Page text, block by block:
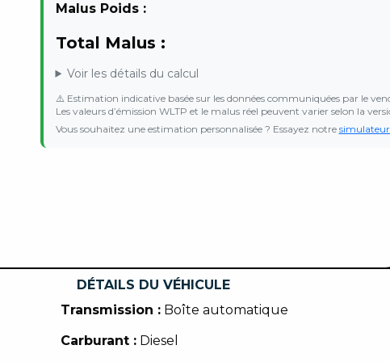
Malus Poids :
Total Malus :
Voir les détails du calcul
⚠️ Estimation indicative basée sur les données communiquées par le
Les valeurs d’émission WLTP et le malus réel peuvent varier selon la
Vous souhaitez une estimation personnalisée ? Essayez notre
DÉTAILS DU VÉHICULE
Transmission :Boîte automatique
Carburant :Diesel